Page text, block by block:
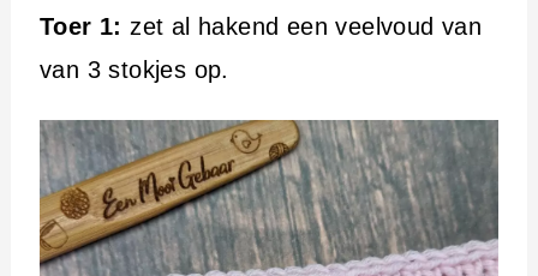
Toer 1: zet al hakend een veelvoud van
van 3 stokjes op.